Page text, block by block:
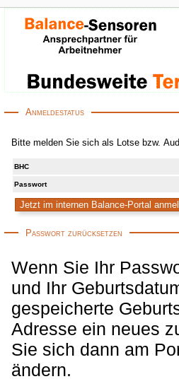
Anmeldestatus
Bitte melden Sie sich als Lotse bzw.
BHC
Passwort
Passwort zurücksetzen
Wenn Sie Ihr
und Ihr
gespeicherte Geburtsdatum korrekt ist, wird an die hinterlegte E-Mail-
Adresse ein neues
Sie sich dann am Portal anmelden, sollten es aber umgehend
ändern.